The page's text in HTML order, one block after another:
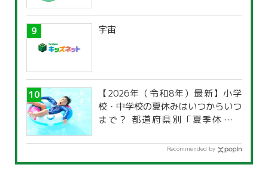
宇宙
【2026年（令和8年）最新】小学
校・中学校の夏休みはいつからいつ
まで？ 都道府県別「夏季休暇一
Recommended by